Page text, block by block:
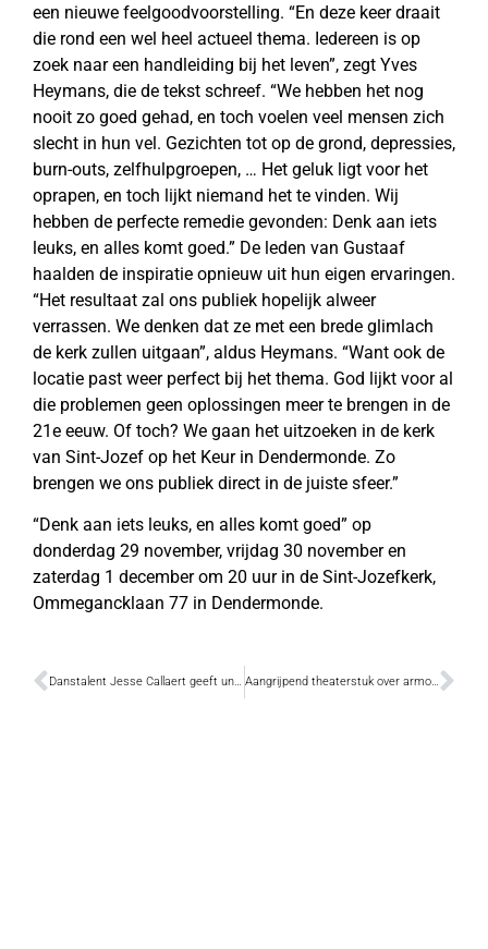
een nieuwe feelgoodvoorstelling. “En deze keer draait
die rond een wel heel actueel thema. Iedereen is op
zoek naar een handleiding bij het leven”, zegt Yves
Heymans, die de tekst schreef. “We hebben het nog
nooit zo goed gehad, en toch voelen veel mensen zich
slecht in hun vel. Gezichten tot op de grond, depressies,
burn-outs, zelfhulpgroepen, … Het geluk ligt voor het
oprapen, en toch lijkt niemand het te vinden. Wij
hebben de perfecte remedie gevonden: Denk aan iets
leuks, en alles komt goed.” De leden van Gustaaf
haalden de inspiratie opnieuw uit hun eigen ervaringen.
“Het resultaat zal ons publiek hopelijk alweer
verrassen. We denken dat ze met een brede glimlach
de kerk zullen uitgaan”, aldus Heymans. “Want ook de
locatie past weer perfect bij het thema. God lijkt voor al
die problemen geen oplossingen meer te brengen in de
21e eeuw. Of toch? We gaan het uitzoeken in de kerk
van Sint-Jozef op het Keur in Dendermonde. Zo
brengen we ons publiek direct in de juiste sfeer.”
“Denk aan iets leuks, en alles komt goed” op
donderdag 29 november, vrijdag 30 november en
zaterdag 1 december om 20 uur in de Sint-Jozefkerk,
Ommegancklaan 77 in Dendermonde.
Aangrijpend theaterstuk over armoede in Belgica